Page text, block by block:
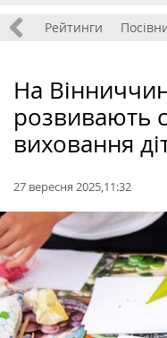
Рейтинги
На
розвивають
виховання
27 вересня 2025,11:32